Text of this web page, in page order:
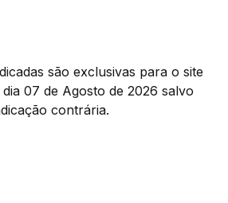
são exclusivas para o site
07 de Agosto de 2026 salvo
contrária.